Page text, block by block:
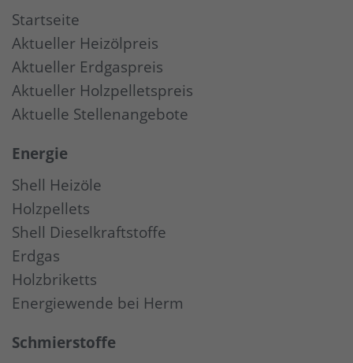
Startseite
Aktueller Heizölpreis
Aktueller Erdgaspreis
Aktueller Holzpelletspreis
Aktuelle Stellenangebote
Energie
Shell Heizöle
Holzpellets
Shell Dieselkraftstoffe
Erdgas
Holzbriketts
Energiewende bei Herm
Schmierstoffe